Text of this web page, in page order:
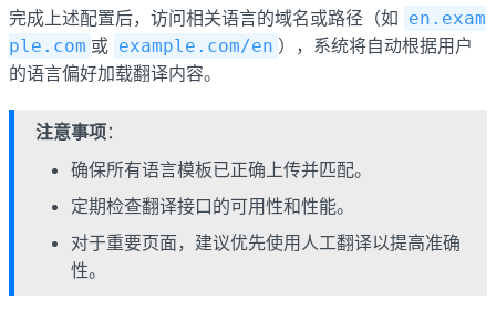
完成上述配置后，访问相关语言的域名或路径（如 en.exam
ple.com 或 example.com/en ），系统将自动根据用户
的语言偏好加载翻译内容。
注意事项：
确保所有语言模板已正确上传并匹配。
定期检查翻译接口的可用性和性能。
对于重要页面，建议优先使用人工翻译以提高准确
性。